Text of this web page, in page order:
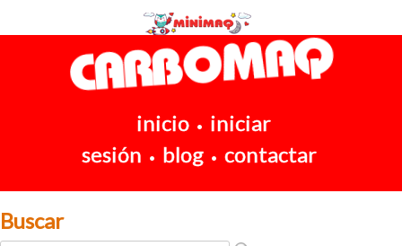
inicio • iniciar
sesión • blog • contactar
Buscar